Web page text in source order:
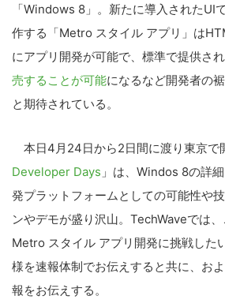
「Windows 8」。新たに導入されたUI
作する「Metro スタイル アプリ」は
にアプリ開発が可能で、標準で提供さ
売することが可能になるなど開発者の
と期待されている。
本日4月24日から2日間に渡り東京で
Developer Days 」は、Windos 8の詳
発プラットフォームとしての可能性や
ンやデモが盛り沢山。TechWaveでは
Metro スタイル アプリ開発に挑戦した
様を速報体制でお伝えすると共に、お
報をお伝えする。